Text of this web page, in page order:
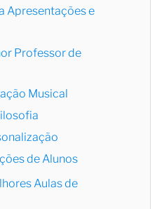
Apresentações e
Professor de
Musical
de Alunos
Aulas de